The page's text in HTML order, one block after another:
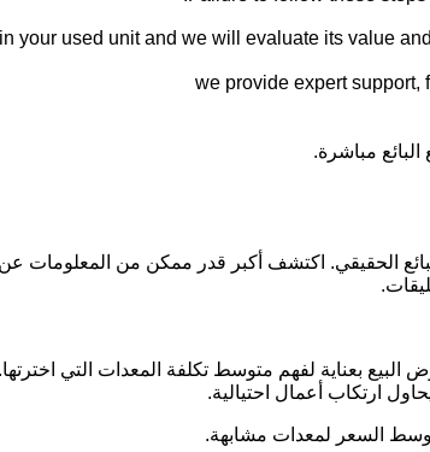
your used unit and we will evaluate its value
مباشرة.
الحقيقي. اكتشف أكبر قدر ممكن من
بعناية لفهم متوسط تكلفة المعدات التي
ارتكاب أعمال احتيالية.
السعر لمعدات مشابهة.